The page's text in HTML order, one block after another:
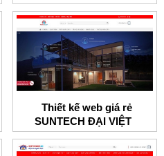
Thiết kế web giá rẻ
SUNTECH ĐẠI VIỆT